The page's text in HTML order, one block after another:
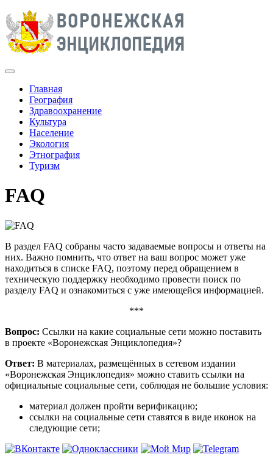
Главная
География
Здравоохранение
Культура
Население
Экология
Этнография
Туризм
FAQ
В раздел FAQ собраны часто задаваемые вопросы и ответы на
них. Важно помнить, что ответ на ваш вопрос может уже
находиться в списке FAQ, поэтому перед обращением в
техническую поддержку необходимо провести поиск по
разделу FAQ и ознакомиться с уже имеющейся информацией.
***
Вопрос: Ссылки на какие социальные сети можно поставить
в проекте «Воронежская Энциклопедия»?
Ответ: В материалах, размещённых в сетевом издании
«Воронежская Энциклопедия» можно ставить ссылки на
официальные социальные сети, соблюдая не большие условия:
материал должен пройти верификацию;
ссылки на социальные сети ставятся в виде иконок на
следующие сети;